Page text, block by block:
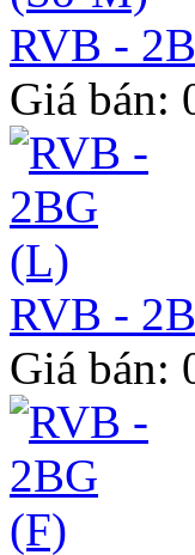
RVB -
Giá bán:
RVB -
Giá bán: